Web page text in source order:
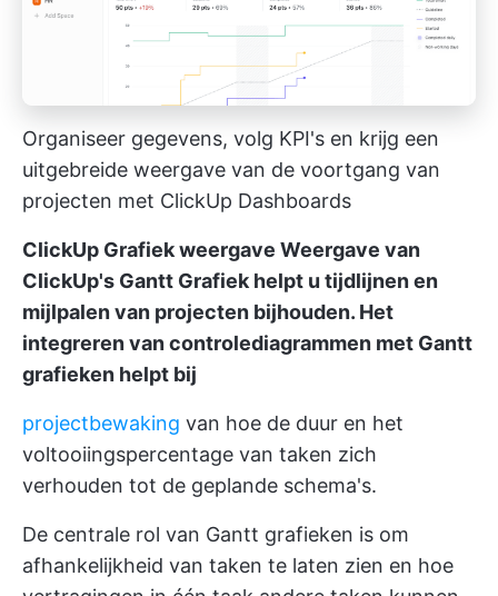
Organiseer gegevens, volg KPI's en krijg een
uitgebreide weergave van de voortgang van
projecten met ClickUp Dashboards
ClickUp Grafiek weergave Weergave van
ClickUp's Gantt Grafiek helpt u tijdlijnen en
mijlpalen van projecten bijhouden. Het
integreren van controlediagrammen met Gantt
grafieken helpt bij
projectbewaking van hoe de duur en het
voltooiingspercentage van taken zich
verhouden tot de geplande schema's.
De centrale rol van Gantt grafieken is om
afhankelijkheid van taken te laten zien en hoe